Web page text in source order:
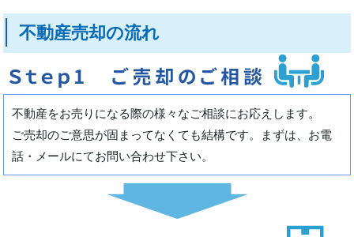
不動産売却の流れ
不動産をお売りになる際の様々なご相談にお応えします。
ご売却のご意思が固まってなくても結構です。まずは、お電
話・メールにてお問い合わせ下さい。